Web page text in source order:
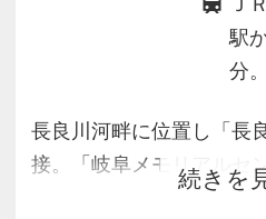
Ｊ
駅
分。
長良川河畔に位置し「長
接。「岐阜メモリアルセ
利です。川の向こうには
続きを